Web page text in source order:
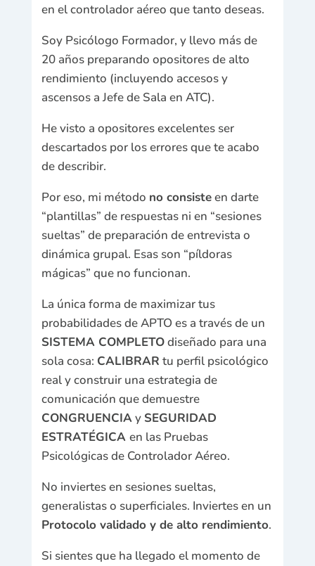
en el controlador aéreo que tanto deseas.
Soy Psicólogo Formador, y llevo más de
20 años preparando opositores de alto
rendimiento (incluyendo accesos y
ascensos a Jefe de Sala en ATC).
He visto a opositores excelentes ser
descartados por los errores que te acabo
de describir.
Por eso, mi método no consisteen darte
“plantillas” de respuestas ni en “sesiones
sueltas” de preparación de entrevista o
dinámica grupal. Esas son “píldoras
mágicas” que no funcionan.
La única forma de maximizar tus
probabilidades de APTO es a través de un
SISTEMA COMPLETOdiseñado para una
sola cosa: CALIBRAR tu perfil psicológico
real y construir una estrategia de
comunicación que demuestre
CONGRUENCIAy SEGURIDAD
ESTRATÉGICAen las Pruebas
Psicológicas de Controlador Aéreo.
No inviertes en sesiones sueltas,
generalistas o superficiales. Inviertes en un
Protocolo validado y de alto rendimiento.
Si sientes que ha llegado el momento de